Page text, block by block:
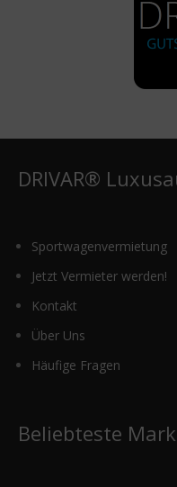
DRIVAR®
Sportwagenvermietung
Jetzt Vermieter werden!
Kontakt
Über Uns
Häufige Fragen
Beliebteste